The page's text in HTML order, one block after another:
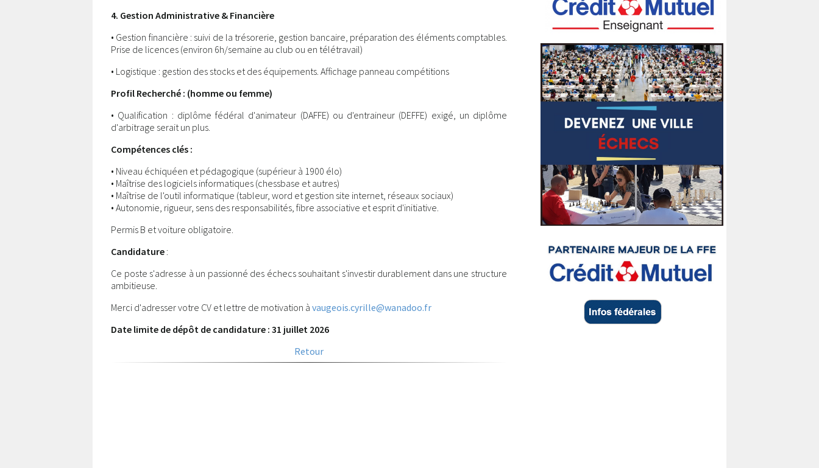
4. Gestion Administrative & Financière
• Gestion financière : suivi de la trésorerie, gestion bancaire, préparation des éléments comptables.
Prise de licences (environ 6h/semaine au club ou en télétravail)
• Logistique : gestion des stocks et des équipements. Affichage panneau compétitions
Profil Recherché : (homme ou femme)
• Qualification : diplôme fédéral d'animateur (DAFFE) ou d'entraineur (DEFFE) exigé, un diplôme
d'arbitrage serait un plus.
Compétences clés :
• Niveau échiquéen et pédagogique (supérieur à 1900 élo)
• Maîtrise des logiciels informatiques (chessbase et autres)
• Maîtrise de l'outil informatique (tableur, word et gestion site internet, réseaux sociaux)
• Autonomie, rigueur, sens des responsabilités, fibre associative et esprit d'initiative.
Permis B et voiture obligatoire.
Candidature :
Ce poste s'adresse à un passionné des échecs souhaitant s'investir durablement dans une structure
ambitieuse.
Merci d'adresser votre CV et lettre de motivation à vaugeois.cyrille@wanadoo.fr
Date limite de dépôt de candidature : 31 juillet 2026
Retour